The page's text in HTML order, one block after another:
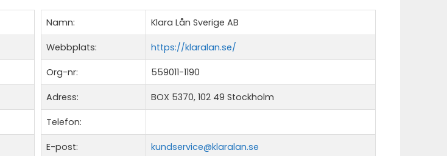
Namn: Klara Lån Sverige AB
Webbplats: https://klaralan.se/
Org-nr: 559011-1190
Adress: BOX 5370, 102 49 Stockholm
Telefon:
E-post: kundservice@klaralan.se